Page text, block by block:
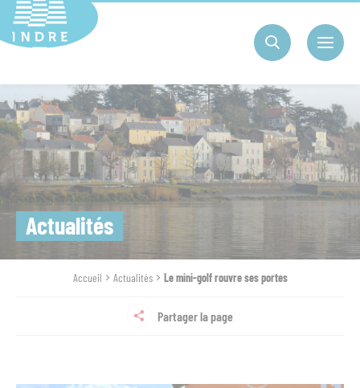
Actualités
Accueil Actualités Le mini-golf rouvre ses portes
Partager la page
Cookies management panel